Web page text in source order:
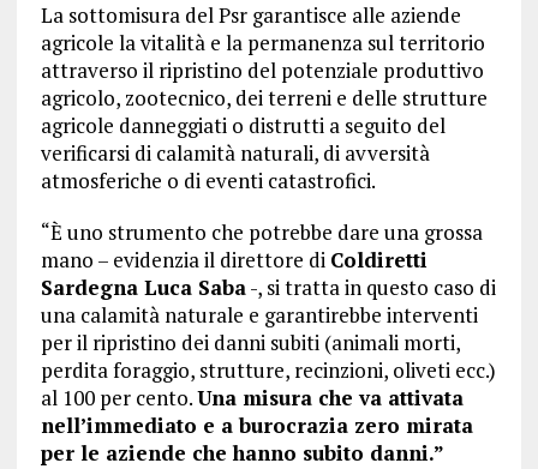
La sottomisura del Psr garantisce alle aziende
agricole la vitalità e la permanenza sul territorio
attraverso il ripristino del potenziale produttivo
agricolo, zootecnico, dei terreni e delle strutture
agricole danneggiati o distrutti a seguito del
verificarsi di calamità naturali, di avversità
atmosferiche o di eventi catastrofici.
“È uno strumento che potrebbe dare una grossa
mano – evidenzia il direttore di Coldiretti
Sardegna Luca Saba-, si tratta in questo caso di
una calamità naturale e garantirebbe interventi
per il ripristino dei danni subiti (animali morti,
perdita foraggio, strutture, recinzioni, oliveti ecc.)
al 100 per cento.Una misura che va attivata
nell’immediato e a burocrazia zero mirata
per le aziende che hanno subito danni.”